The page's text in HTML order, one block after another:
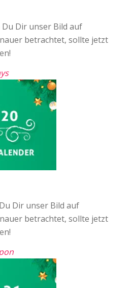
Du Dir unser Bild auf
betrachtet, sollte jetzt
Dir unser Bild auf
betrachtet, sollte jetzt